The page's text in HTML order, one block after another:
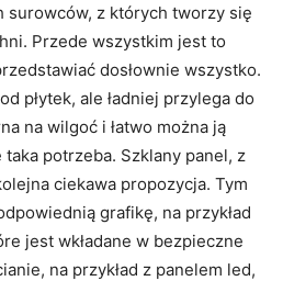
surowców, z których tworzy się
Przede wszystkim jest to
dosłownie wszystko.
płytek, ale ładniej przylega do
na wilgoć i łatwo można ją
potrzeba. Szklany panel, z
ciekawa propozycja. Tym
grafikę, na przykład
jest wkładane w bezpieczne
na przykład z panelem led,